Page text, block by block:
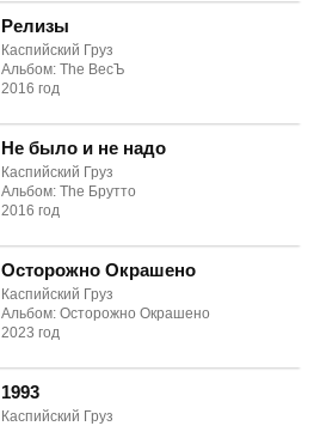
Релизы
Каспийский Груз
Альбом: The ВесЪ
2016 год
Не было и не надо
Каспийский Груз
Альбом: The Брутто
2016 год
Осторожно Окрашено
Каспийский Груз
Альбом: Осторожно Окрашено
2023 год
1993
Каспийский Груз